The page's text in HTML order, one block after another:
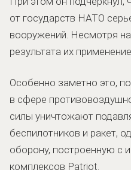
от государств НАТО
вооружений. Несмотря
результата их
Особенно заметно это, по
в сфере
силы уничтожают
беспилотников и ракет,
оборону, построенную с
комплексов Patriot.